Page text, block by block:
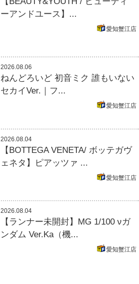
ーアンドユース】...
愛知蟹江店
2026.08.06
ねんどろいど 初音ミク 誰もいない
セカイVer.｜フ...
愛知蟹江店
2026.08.04
【BOTTEGA VENETA/ ボッテガヴ
ェネタ】ピアッツァ ...
愛知蟹江店
2026.08.04
【ランナー未開封】MG 1/100 νガ
ンダム Ver.Ka（機...
愛知蟹江店